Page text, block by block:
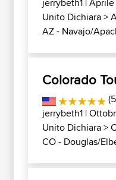
Unito Dichiara>
AZ - Navajo/
Colorado
jerrybeth1 |
Unito Dichiara>
CO - Douglas/